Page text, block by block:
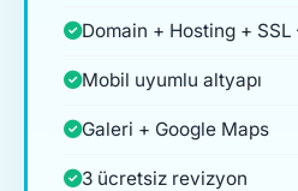
Domain + Hosting + SSL
Mobil uyumlu altyapı
Galeri + Google Maps
3 ücretsiz revizyon